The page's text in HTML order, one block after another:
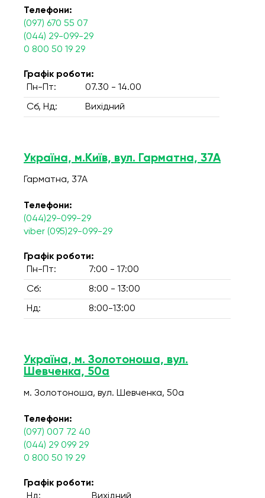
Телефони:
(097) 670 55 07
(044) 29-099-29
0 800 50 19 29
Графік роботи:
Пн-Пт:
07.30 - 14.00
Сб, Нд: Вихідний
Україна, м.Київ, вул. Гарматна, 37А
Гарматна, 37А
Телефони:
(044)29-099-29
viber (095)29-099-29
Графік роботи:
Пн-Пт:
7:00 - 17:00
Сб: 8:00 - 13:00
Нд: 8:00-13:00
Україна, м. Золотоноша, вул.
Шевченка, 50а
м. Золотоноша, вул. Шевченка, 50а
Телефони:
(097) 007 72 40
(044) 29 099 29
0 800 50 19 29
Графік роботи: